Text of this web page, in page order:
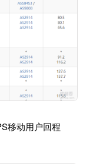
移动用户回程